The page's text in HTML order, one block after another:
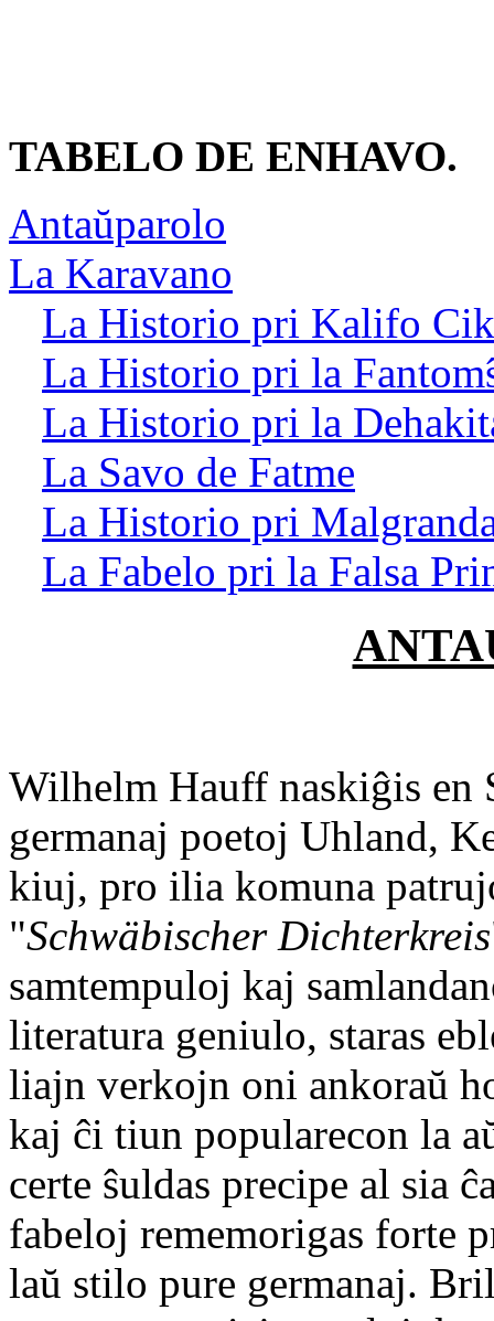
TABELO DE ENHAVO.
Antaŭparolo
La Karavano
La Historio pri Kalifo
La Historio pri la
La Historio pri la
La Savo de Fatme
La Historio pri
La Fabelo pri la Falsa
Wilhelm Hauff naskiĝis en
germanaj poetoj Uhland,
kiuj, pro ilia komuna
"Schwäbischer Dichterkreis
samtempuloj kaj
literatura geniulo, staras
liajn verkojn oni ankoraŭ
kaj ĉi tiun popularecon la
certe ŝuldas precipe al sia
fabeloj rememorigas forte
laŭ stilo pure germanaj.